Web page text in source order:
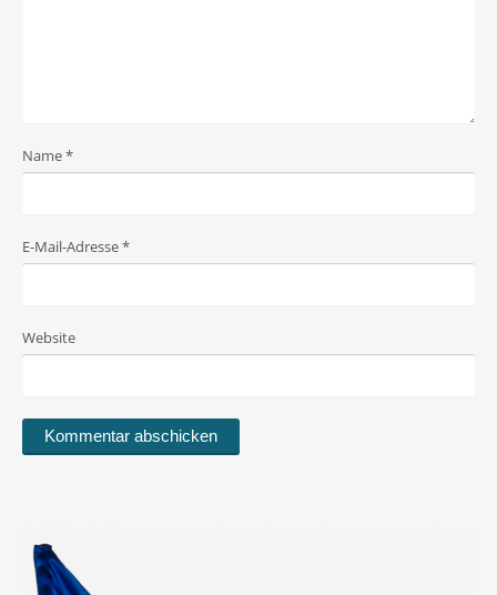
Name*
E-Mail-Adresse*
Website